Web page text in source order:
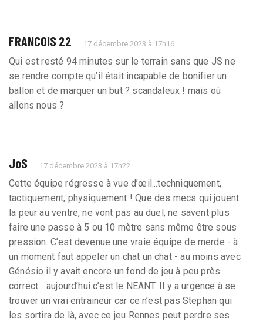
FRANCOIS 22 17 décembre 2023 à 17h16
Qui est resté 94 minutes sur le terrain sans que JS ne
se rendre compte qu’il était incapable de bonifier un
ballon et de marquer un but ? scandaleux ! mais où
allons nous ?
JoS 17 décembre 2023 à 17h22
Cette équipe régresse à vue d’œil...techniquement,
tactiquement, physiquement ! Que des mecs qui jouent
la peur au ventre, ne vont pas au duel, ne savent plus
faire une passe à 5 ou 10 mètre sans même être sous
pression. C’est devenue une vraie équipe de merde - à
un moment faut appeler un chat un chat - au moins avec
Génésio il y avait encore un fond de jeu à peu près
correct... aujourd’hui c’est le NEANT. Il y a urgence à se
trouver un vrai entraineur car ce n’est pas Stephan qui
les sortira de là, avec ce jeu Rennes peut perdre ses